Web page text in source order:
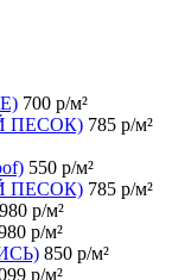
700 р/м²
ПЕСОК) 785 р/м²
550 р/м²
ПЕСОК) 785 р/м²
980 р/м²
р/м²
850 р/м²
р/м²